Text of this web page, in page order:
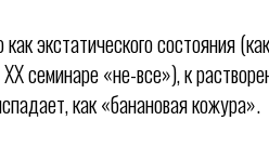
экстатического состояния
семинаре «не-все»), к
как «банановая кожура».